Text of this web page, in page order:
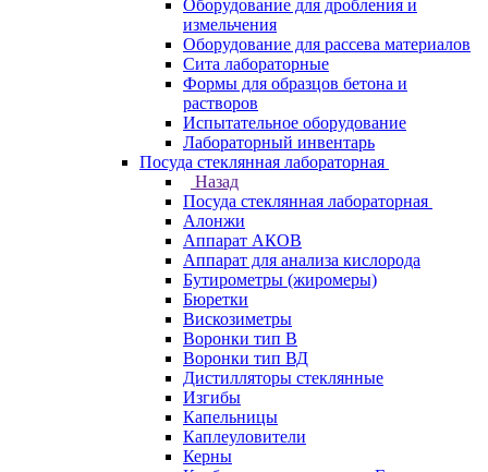
Оборудование для дробления и
измельчения
Оборудование для рассева материалов
Сита лабораторные
Формы для образцов бетона и
растворов
Испытательное оборудование
Лабораторный инвентарь
Посуда стеклянная лабораторная
Назад
Посуда стеклянная лабораторная
Алонжи
Аппарат АКОВ
Аппарат для анализа кислорода
Бутирометры (жиромеры)
Бюретки
Вискозиметры
Воронки тип В
Воронки тип ВД
Дистилляторы стеклянные
Изгибы
Капельницы
Каплеуловители
Керны